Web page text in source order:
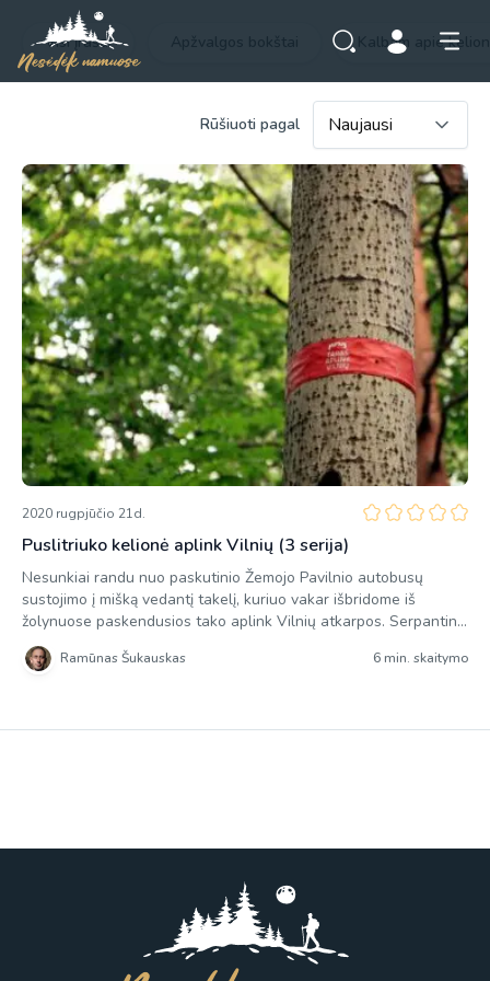
Visi įrašai Kalbam apie
Rūšiuoti pagal
2020 rugpjūčio 21d.
Puslitriuko kelionė aplink Vilnių (3 serija)
Nesunkiai randu nuo paskutinio Žemojo Pavilnio autobusų
sustojimo į mišką vedantį takelį, kuriuo vakar išbridome iš
žolynuose paskendusios tako aplink Vilnių atkarpos. Serpantino
nepasiekėm – neužteko jėgų, todėl šiandien laukianti tako
atkarpa iki Burbiškių bus kilometru ilgesnė. 13 kilometrų
Ramūnas Šukauskas 6 min. skaitymo